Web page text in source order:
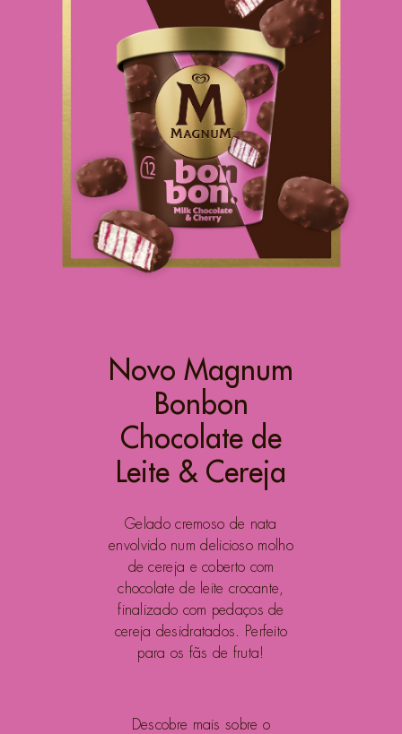
Novo Magnum
Bonbon
Chocolate de
Leite & Cereja
Gelado cremoso de nata
envolvido num delicioso molho
de cereja e coberto com
chocolate de leite crocante,
finalizado com pedaços de
cereja desidratados. Perfeito
para os fãs de fruta!
Descobre mais sobre o